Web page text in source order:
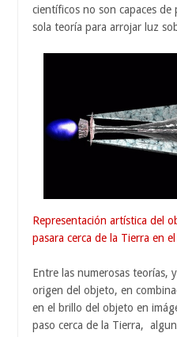
científicos no son capaces
sola teoría para arrojar luz
Representación artística del
pasara cerca de la Tierra en
Entre las numerosas teorías,
origen del objeto, en
en el brillo del objeto en
paso cerca de la Tierra,